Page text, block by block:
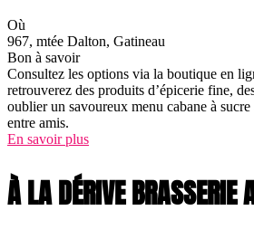
Où
967, mtée Dalton, Gatineau
Bon à savoir
Consultez les options via la boutique en
retrouverez des produits d’épicerie fine,
oublier un savoureux menu cabane à
entre amis.
En savoir plus
À LA DÉRIVE BRASSERIE